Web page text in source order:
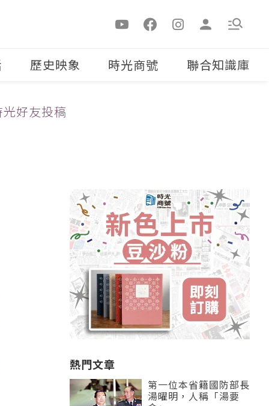
歷史映象 時光商號 聯合知識庫
光好友投稿
熱門文章
第一位本省籍國防部長
湯曜明，人稱「湯要